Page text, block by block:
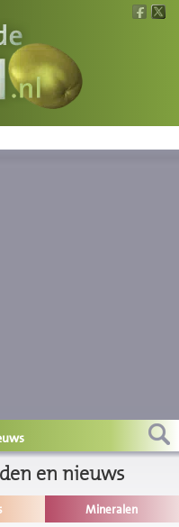
en nieuws
Mineralen